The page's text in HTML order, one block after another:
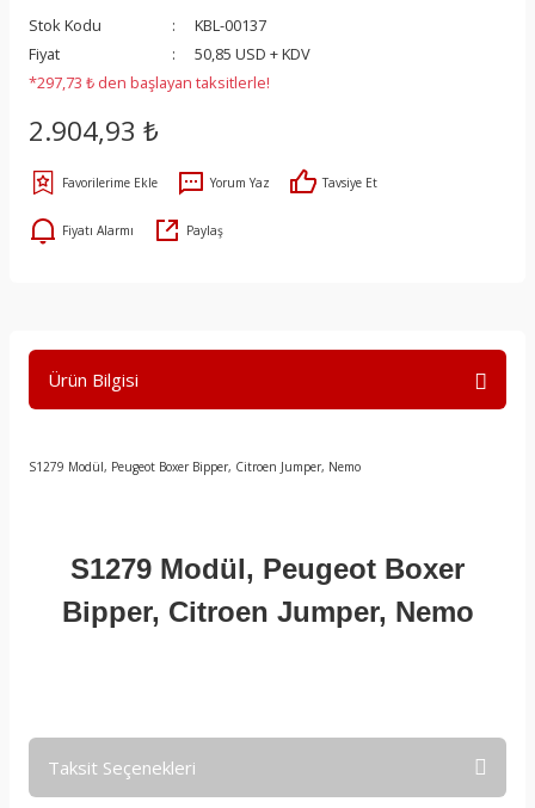
Stok Kodu
KBL-00137
Fiyat
50,85 USD + KDV
*297,73 ₺ den başlayan taksitlerle!
2.904,93 ₺
Yorum Yaz Tavsiye Et
Fiyatı Alarmı Paylaş
Ürün Bilgisi
S1279 Modül, Peugeot Boxer Bipper, Citroen Jumper, Nemo
S1279 Modül, Peugeot Boxer
Bipper, Citroen Jumper, Nemo
Taksit Seçenekleri